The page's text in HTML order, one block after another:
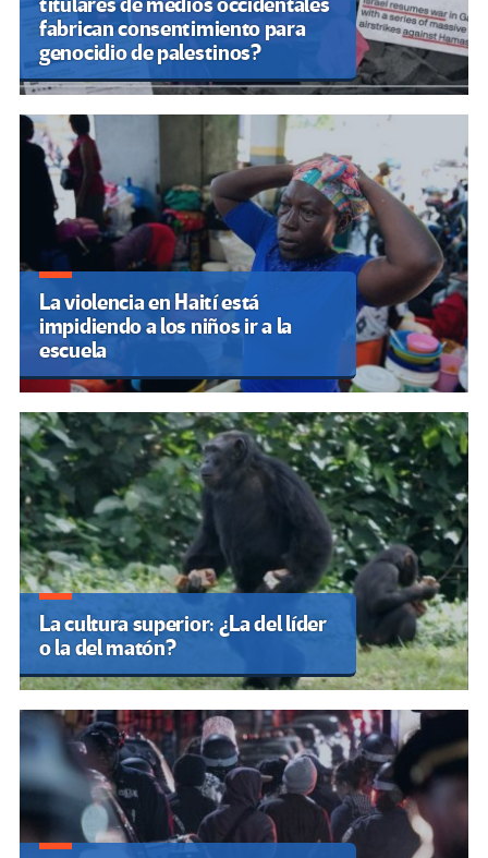
fabrican consentimiento para
genocidio de palestinos?
La violencia en Haití está
impidiendo a los niños ir a la
escuela
La cultura superior: ¿La del líder
o la del matón?